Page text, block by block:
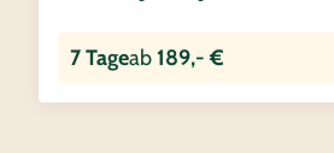
7 Tageab189,- €